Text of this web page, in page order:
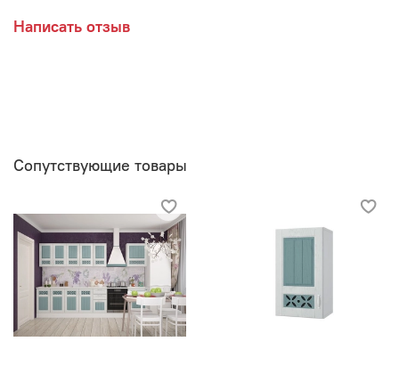
Написать отзыв
Сопутствующие товары